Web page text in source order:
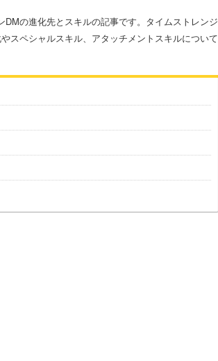
の進化先とスキルの記事です。タイムストレンジ
スペシャルスキル、アタッチメントスキルについて